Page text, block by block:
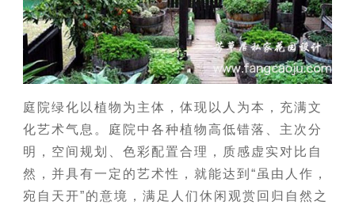
庭院绿化以植物为主体，体现以人为本，充满文
化艺术气息。庭院中各种植物高低错落、主次分
明，空间规划、色彩配置合理，质感虚实对比自
然，并具有一定的艺术性，就能达到“虽由人作，
宛自天开”的意境，满足人们休闲观赏回归自然之